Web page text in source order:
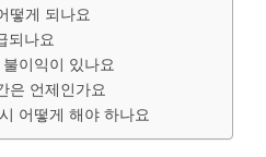
떻게 되나요
되나요
이익이 있나요
은 언제인가요
어떻게 해야 하나요